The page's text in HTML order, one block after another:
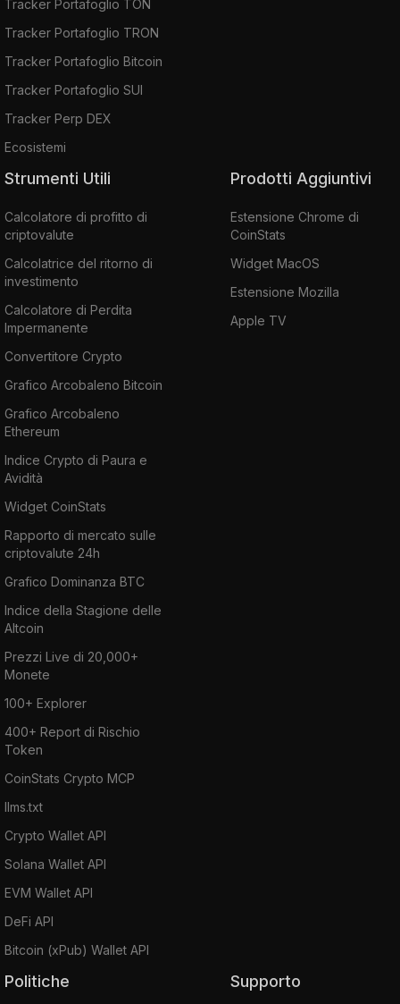
Tracker Portafoglio TON
Tracker Portafoglio TRON
Tracker Portafoglio Bitcoin
Tracker Portafoglio SUI
Tracker Perp DEX
Ecosistemi
Strumenti Utili
Calcolatore di profitto di
criptovalute
Calcolatrice del ritorno di
investimento
Calcolatore di Perdita
Impermanente
Convertitore Crypto
Grafico Arcobaleno Bitcoin
Grafico Arcobaleno
Ethereum
Indice Crypto di Paura e
Avidità
Widget CoinStats
Rapporto di mercato sulle
criptovalute 24h
Grafico Dominanza BTC
Indice della Stagione delle
Altcoin
Prezzi Live di 20,000+
Monete
100+ Explorer
400+ Report di Rischio
Token
CoinStats Crypto MCP
llms.txt
Crypto Wallet API
Solana Wallet API
EVM Wallet API
DeFi API
Bitcoin (xPub) Wallet API
Prodotti Aggiuntivi
Estensione Chrome di
CoinStats
Widget MacOS
Estensione Mozilla
Apple TV
Politiche Supporto